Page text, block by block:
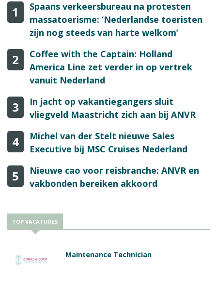
1
Spaans verkeersbureau na protesten
massatoerisme: ‘Nederlandse toeristen
zijn nog steeds van harte welkom’
2
Coffee with the Captain: Holland
America Line zet verder in op vertrek
vanuit Nederland
3
In jacht op vakantiegangers sluit
vliegveld Maastricht zich aan bij ANVR
4
Michel van der Stelt nieuwe Sales
Executive bij MSC Cruises Nederland
5
Nieuwe cao voor reisbranche: ANVR en
vakbonden bereiken akkoord
TOP VACATURES
Maintenance Technician